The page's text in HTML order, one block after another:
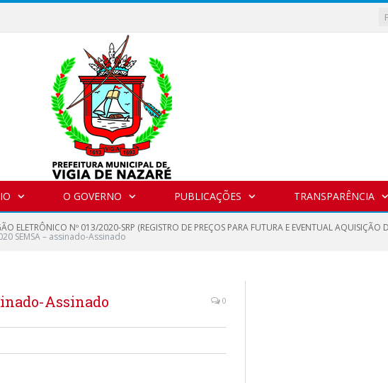
O GOVERNO PUBLICAÇÕES TRANSPARÊNCIA
ELETRÔNICO Nº 013/2020-SRP (REGISTRO DE PREÇOS PARA FUTURA E EVENTUAL AQUISIÇÃO
SEMSA – assinado-Assinado
Assinado 0